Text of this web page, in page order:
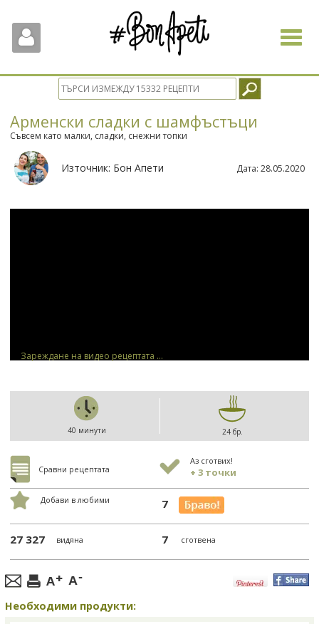
Toggle
Арменски сладки с шамфъстъци
Съвсем като малки, сладки, снежни топки
Източник: Бон Апети Дата: 28.05.2020
Зареждане на видео рецептата ...
40 минути 24 бр.
Сравни рецептата
Аз сготвих!
+ 3 точки
Добави в любими 7
27 327 видяна 7 сготвена
Необходими продукти: